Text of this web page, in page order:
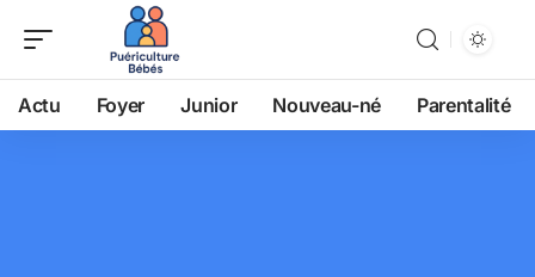
Actu Foyer Junior Nouveau-né Parentalité